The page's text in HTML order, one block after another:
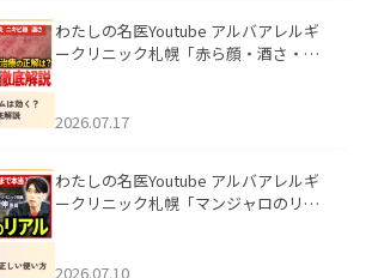
わたしの名医Youtube アルバアレルギ
ークリニック札幌「赤ら顔・酒さ・ニ
した。
2026.07.17
わたしの名医Youtube アルバアレルギ
ークリニック札幌「マンジャロのリア
た。
2026.07.10